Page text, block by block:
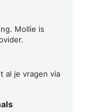
Mollie is
al je vragen via